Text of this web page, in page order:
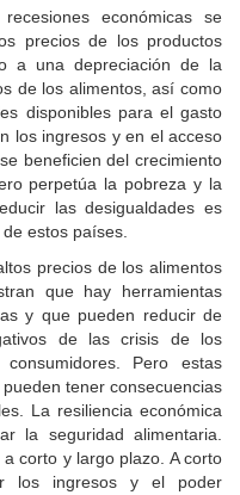
económicas se
precios de los productos
a una depreciación de la
de los alimentos, así como
disponibles para el gasto
los ingresos y en el acceso
beneficien del crecimiento
perpetúa la pobreza y la
las desigualdades es
estos países.
precios de los alimentos
que hay herramientas
y que pueden reducir de
de las crisis de los
Pero estas
tener consecuencias
La resiliencia económica
la seguridad alimentaria.
corto y largo plazo. A corto
los ingresos y el poder